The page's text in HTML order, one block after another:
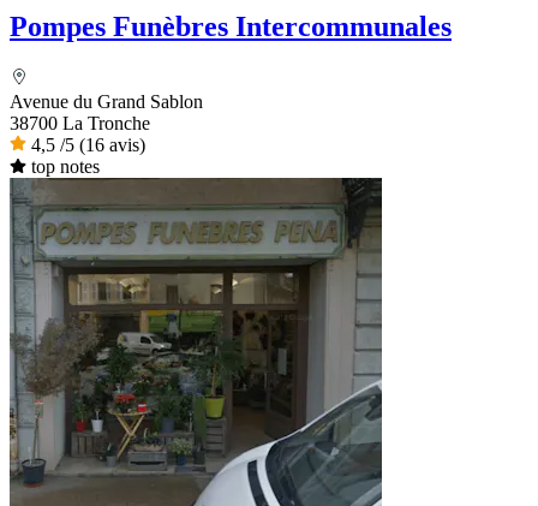
Pompes Funèbres Intercommunales
Avenue du Grand Sablon
38700 La Tronche
4,5 /5 (16 avis)
top notes